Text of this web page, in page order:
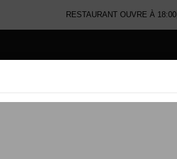
RESTAURANT OUVRE À 18:00